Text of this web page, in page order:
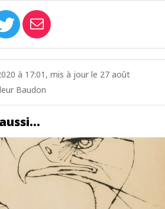
à 17:01, mis à jour le 27 août
Baudon